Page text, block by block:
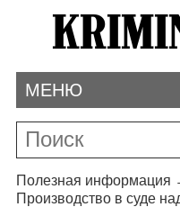
МЕНЮ
Полезная информация
Производство в суде